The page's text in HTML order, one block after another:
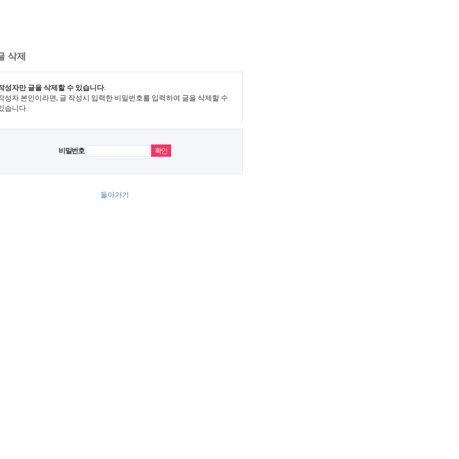
삭제
성자만 글을 삭제할 수 있습니다.
성자 본인이라면, 글 작성시 입력한 비밀번호를 입력하여 글을 삭제할 수
습니다.
비밀번호
돌아가기